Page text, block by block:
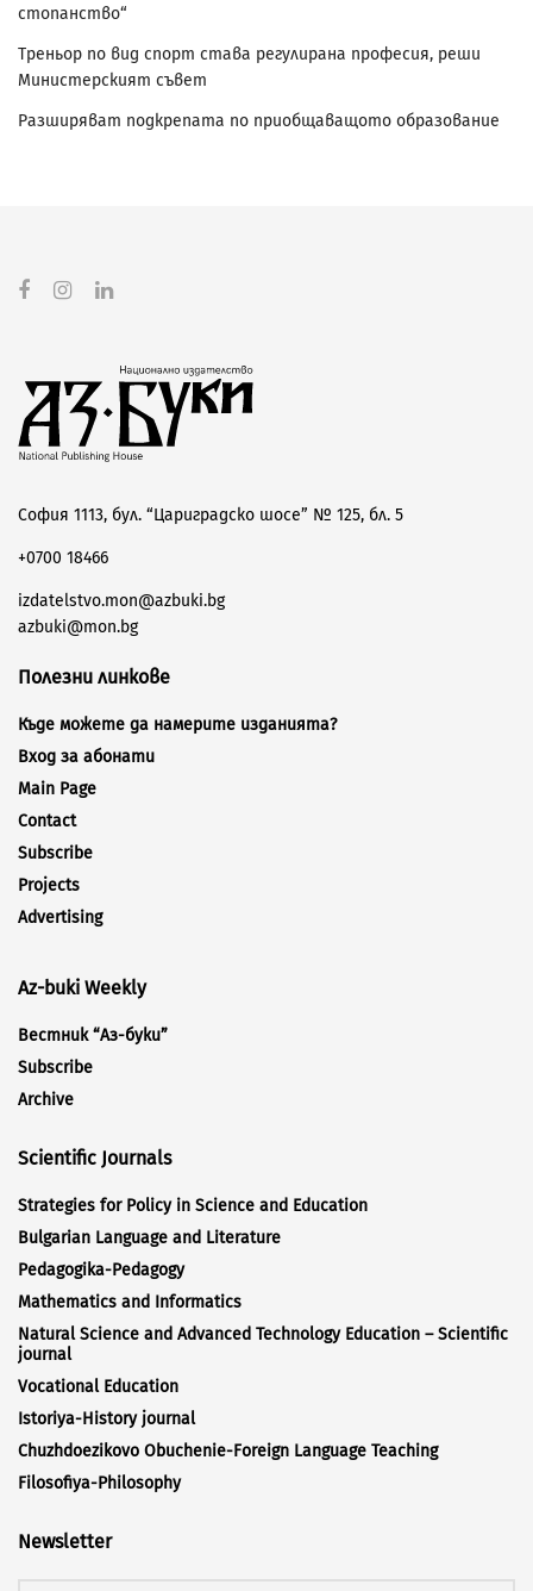
стопанство“
Треньор по вид спорт става регулирана професия, реши
Министерският съвет
Разширяват подкрепата по приобщаващото образование
София 1113, бул. “Цариградско шосе” № 125, бл. 5
+0700 18466
izdatelstvo.mon@azbuki.bg
azbuki@mon.bg
Полезни линкове
Къде можете да намерите изданията?
Вход за абонати
Main Page
Contact
Subscribe
Projects
Advertising
Az-buki Weekly
Вестник “Аз-буки”
Subscribe
Archive
Scientific Journals
Strategies for Policy in Science and Education
Bulgarian Language and Literature
Pedagogika-Pedagogy
Mathematics and Informatics
Natural Science and Advanced Technology Education – Scientific
journal
Vocational Education
Istoriya-History journal
Chuzhdoezikovo Obuchenie-Foreign Language Teaching
Filosofiya-Philosophy
Newsletter